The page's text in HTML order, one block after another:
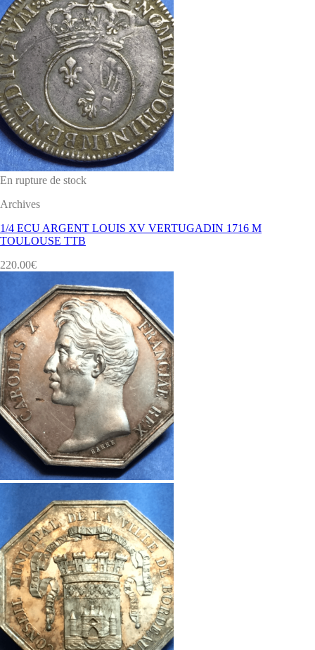
En rupture de stock
Archives
1/4 ECU ARGENT LOUIS XV VERTUGADIN 1716 M
TOULOUSE TTB
220.00€